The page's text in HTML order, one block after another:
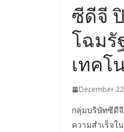
ซีดีจี
โฉมรั
เทคโ
December
กลุ่มบริษัทซีดี
ความสำเร็จ